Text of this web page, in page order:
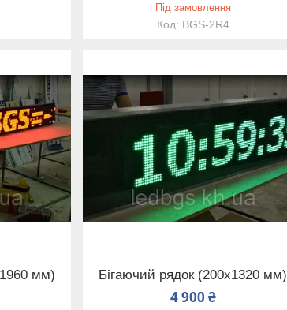
Під замовлення
BGS-2R4
мм) Бігаючий рядок (200х1320 мм)
4 900 ₴